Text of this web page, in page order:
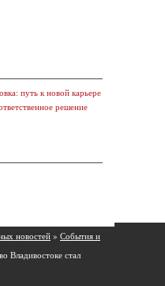
путь к новой карьере
решение
новостей » События и
Владивостоке стал